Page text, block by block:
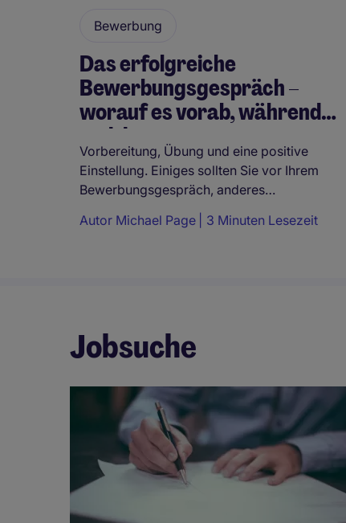
Bewerbung
Das erfolgreiche
Bewerbungsgespräch –
worauf es vorab, während
und dan…
Vorbereitung, Übung und eine positive
Einstellung. Einiges sollten Sie vor Ihrem
Bewerbungsgespräch, anderes…
Autor Michael Page 3 Minuten Lesezeit
Jobsuche